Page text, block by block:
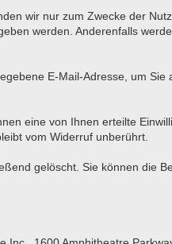
wir nur zum Zwecke der
werden. Anderenfalls
E-Mail-Adresse, um Sie
eine von Ihnen erteilte
vom Widerruf unberührt.
gelöscht. Sie können die